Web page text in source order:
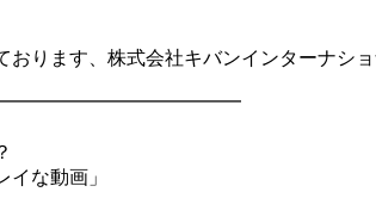
ります、株式会社キバンインターナショ
な動画」